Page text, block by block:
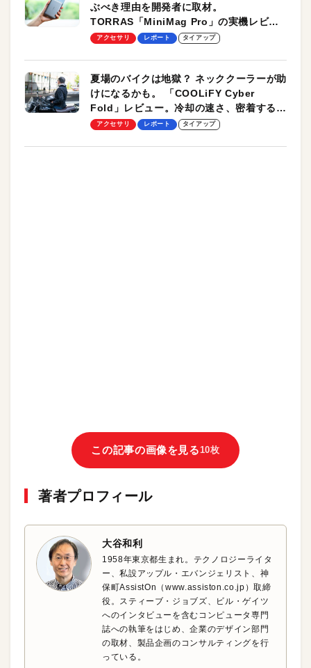
ぶべき理由を開発者に取材。
TORRAS「MiniMag Pro」の実機レビュ
ーも
アクセサリ レポート タイアップ
夏場のバイクは地獄？ ネッククーラーが助
けになるかも。 「COOLiFY Cyber
Fold」レビュー。冷却の速さ、密着する冷
却プレート、シンプルな操作性がグッド！
アクセサリ レポート タイアップ
この記事の画像を見る 10枚
著者プロフィール
大谷和利
1958年東京都生まれ。テクノロジーライタ
ー、私設アップル・エバンジェリスト、神
保町AssistOn（www.assiston.co.jp）取締
役。スティーブ・ジョブズ、ビル・ゲイツ
へのインタビューを含むコンピュータ専門
誌への執筆をはじめ、企業のデザイン部門
の取材、製品企画のコンサルティングを行
っている。